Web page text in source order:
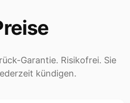
Garantie. Risikofrei. Sie
kündigen.